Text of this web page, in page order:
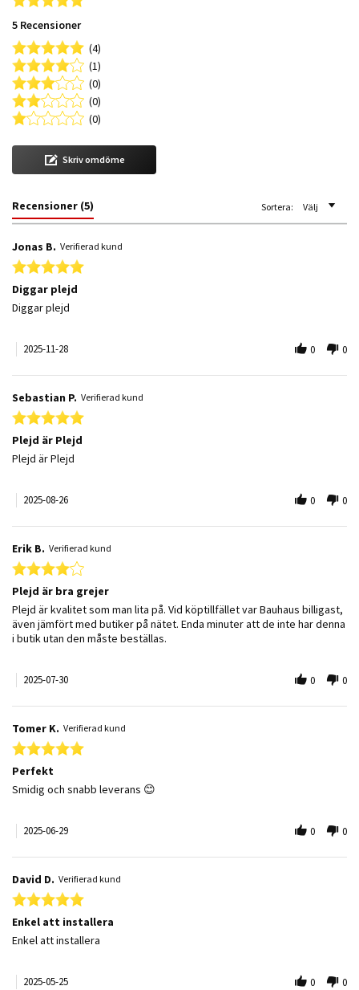
5 Recensioner
(4)
(1)
(0)
(0)
(0)
Skriv omdöme
Recensioner (5) Sortera: Välj
Jonas B. Verifierad kund
5.0 star rating
Diggar plejd
Review by Jonas B. on 28 Nov 2025
review stating Diggar plejd
Diggar plejd
2025-11-28 0 0
Sebastian P. Verifierad kund
5.0 star rating
Plejd är Plejd
Review by Sebastian P. on 26 Aug 2025
review stating Plejd är Plejd
Plejd är Plejd
2025-08-26 0 0
Erik B. Verifierad kund
4.0 star rating
Plejd är bra grejer
Review by Erik B. on 30 Jul 2025
review stating Plejd är bra grejer
Plejd är kvalitet som man lita på. Vid köptillfället var Bauhaus billigast,
även jämfört med butiker på nätet. Enda minuter att de inte har denna
i butik utan den måste beställas.
2025-07-30 0 0
Tomer K. Verifierad kund
5.0 star rating
Perfekt
Review by Tomer K. on 29 Jun 2025
review stating Perfekt
Smidig och snabb leverans 😊
2025-06-29 0 0
David D. Verifierad kund
5.0 star rating
Enkel att installera
Review by David D. on 25 May 2025
review stating Enkel att installera
Enkel att installera
2025-05-25 0 0